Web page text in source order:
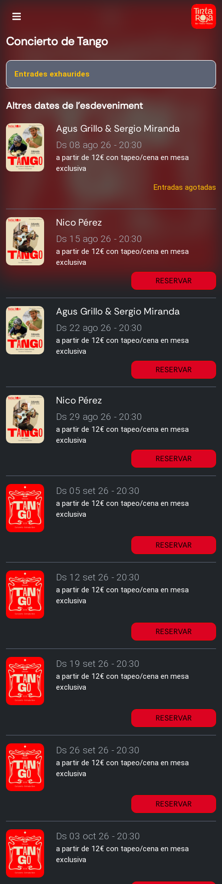
Concierto de Tango
Entrades exhaurides
Altres dates de l'esdeveniment
Agus Grillo & Sergio Miranda
Ds 08 ago 26 - 20:30
a partir de 12€ con tapeo/cena en mesa
exclusiva
Entradas agotadas
Nico Pérez
Ds 15 ago 26 - 20:30
a partir de 12€ con tapeo/cena en mesa
exclusiva
RESERVAR
Agus Grillo & Sergio Miranda
Ds 22 ago 26 - 20:30
a partir de 12€ con tapeo/cena en mesa
exclusiva
RESERVAR
Nico Pérez
Ds 29 ago 26 - 20:30
a partir de 12€ con tapeo/cena en mesa
exclusiva
RESERVAR
Ds 05 set 26 - 20:30
a partir de 12€ con tapeo/cena en mesa
exclusiva
RESERVAR
Ds 12 set 26 - 20:30
a partir de 12€ con tapeo/cena en mesa
exclusiva
RESERVAR
Ds 19 set 26 - 20:30
a partir de 12€ con tapeo/cena en mesa
exclusiva
RESERVAR
Ds 26 set 26 - 20:30
a partir de 12€ con tapeo/cena en mesa
exclusiva
RESERVAR
Ds 03 oct 26 - 20:30
a partir de 12€ con tapeo/cena en mesa
exclusiva